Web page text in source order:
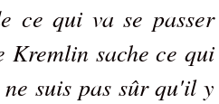
ce qui va se passer
Kremlin sache ce qui
suis pas sûr qu'il y